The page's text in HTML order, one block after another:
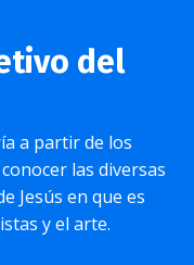
del
a partir de los
las diversas
Jesús en que es
y el arte.